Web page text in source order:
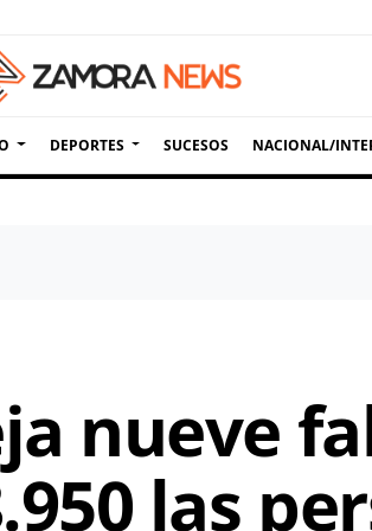
DEPORTES SUCESOS NACIONAL/
nueve
las